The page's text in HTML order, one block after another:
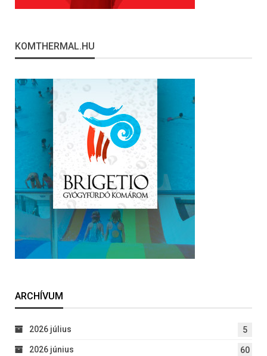
KOMTHERMAL.HU
ARCHÍVUM
2026 július 5
2026 június 60